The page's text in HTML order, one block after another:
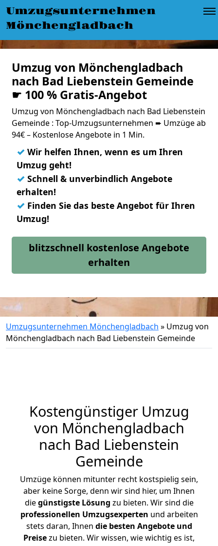
Umzugsunternehmen
Mönchengladbach
Umzug von Mönchengladbach
nach Bad Liebenstein Gemeinde
☛ 100 % Gratis-Angebot
Umzug von Mönchengladbach nach Bad Liebenstein
Gemeinde : Top-Umzugsunternehmen ➨ Umzüge ab
94€ – Kostenlose Angebote in 1 Min.
✓ Wir helfen Ihnen, wenn es um Ihren
Umzug geht!
✓ Schnell & unverbindlich Angebote
erhalten!
✓ Finden Sie das beste Angebot für Ihren
Umzug!
blitzschnell kostenlose Angebote
erhalten
Umzugsunternehmen Mönchengladbach » Umzug von
Mönchengladbach nach Bad Liebenstein Gemeinde
Kostengünstiger Umzug
von Mönchengladbach
nach Bad Liebenstein
Gemeinde
Umzüge können mitunter recht kostspielig sein,
aber keine Sorge, denn wir sind hier, um Ihnen
diegünstigste Lösung zu bieten. Wir sind die
professionellen Umzugsexperten und arbeiten
stets daran, Ihnen die besten Angebote und
Preisezu bieten. Wir wissen, wie wichtig es ist,